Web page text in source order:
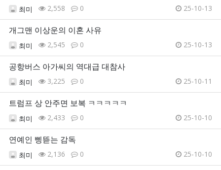
최미 2,558 0 25-10-13
개그맨 이상운의 이혼 사유
최미 2,545 0 25-10-13
공항버스 아가씨의 역대급 대참사
최미 3,225 0 25-10-11
트럼프 상 안주면 보복 ㅋㅋㅋㅋㅋ
최미 2,433 0 25-10-10
연예인 삥뜯는 감독
최미 2,136 0 25-10-10